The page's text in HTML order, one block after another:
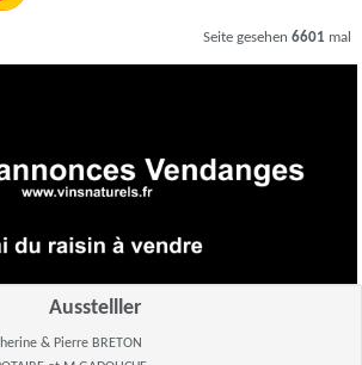
Seite gesehen 6601 mal
Ausstelller
& Pierre BRETON